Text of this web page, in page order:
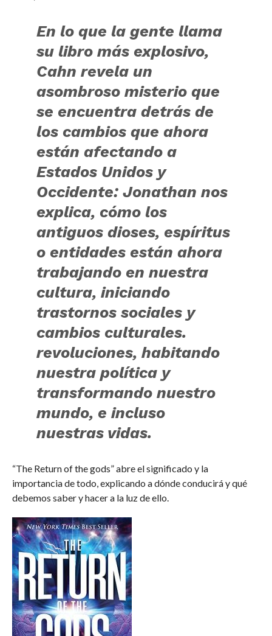
En lo que la gente llama
su libro más explosivo,
Cahn revela un
asombroso misterio que
se encuentra detrás de
los cambios que ahora
están afectando a
Estados Unidos y
Occidente: Jonathan nos
explica, cómo los
antiguos dioses, espíritus
o entidades están ahora
trabajando en nuestra
cultura, iniciando
trastornos sociales y
cambios culturales.
revoluciones, habitando
nuestra política y
transformando nuestro
mundo, e incluso
nuestras vidas.
“The Return of the gods” abre el significado y la
importancia de todo, explicando a dónde conducirá y qué
debemos saber y hacer a la luz de ello.